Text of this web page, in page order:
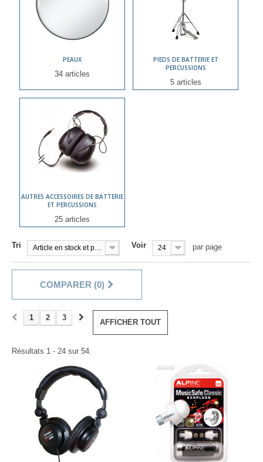
PEAUX
34 articles
PIEDS DE BATTERIE ET
PERCUSSIONS
5 articles
AUTRES ACCESSOIRES DE BATTERIE
ET PERCUSSIONS
25 articles
Tri Voir 24 par page
COMPARER (0)
AFFICHER TOUT
1 2 3
Résultats 1 - 24 sur 54.